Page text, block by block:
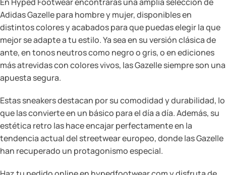
Adidas Gazelle para hombre y mujer, disponibles en
distintos colores y acabados para que puedas elegir la que
mejor se adapte a tu estilo. Ya sea en su versión clásica de
ante, en tonos neutros como negro o gris, o en ediciones
más atrevidas con colores vivos, las Gazelle siempre son una
apuesta segura.
Estas sneakers destacan por su comodidad y durabilidad, lo
que las convierte en un básico para el día a día. Además, su
estética retro las hace encajar perfectamente en la
tendencia actual del streetwear europeo, donde las Gazelle
han recuperado un protagonismo especial.